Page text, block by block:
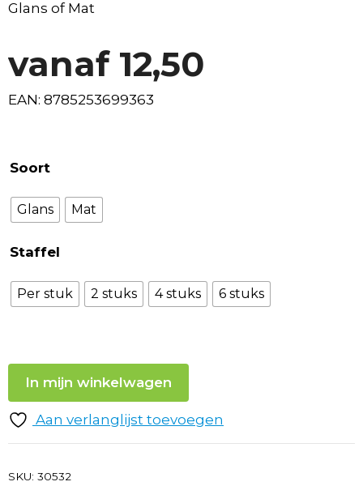
Glans of Mat
vanaf 12,50
EAN: 8785253699363
Soort
Glans Mat
Staffel
Per stuk 2 stuks 4 stuks 6 stuks
In mijn winkelwagen
Aan verlanglijst toevoegen
SKU: 30532